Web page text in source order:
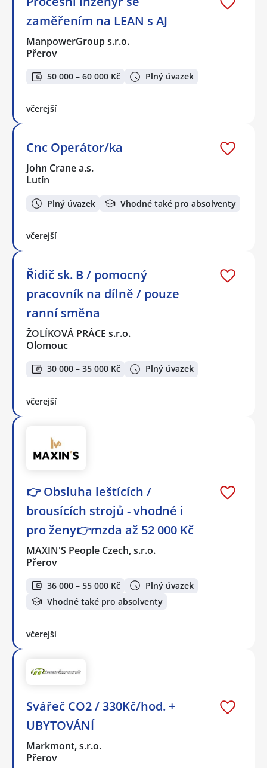
zaměřením na LEAN s AJ
ManpowerGroup s.r.o.
Přerov
50 000 – 60 000 Kč Plný úvazek
včerejší
Cnc Operátor/ka
John Crane a.s.
Lutín
Plný úvazek Vhodné také pro absolventy
včerejší
Řidič sk. B / pomocný
pracovník na dílně / pouze
ranní směna
ŽOLÍKOVÁ PRÁCE s.r.o.
Olomouc
30 000 – 35 000 Kč Plný úvazek
včerejší
👉 Obsluha leštících /
brousících strojů - vhodné i
pro ženy👉mzda až 52 000 Kč
MAXIN'S People Czech, s.r.o.
Přerov
36 000 – 55 000 Kč
Plný úvazek
Vhodné také pro absolventy
včerejší
Svářeč CO2 / 330Kč/hod. +
UBYTOVÁNÍ
Markmont, s.r.o.
Přerov